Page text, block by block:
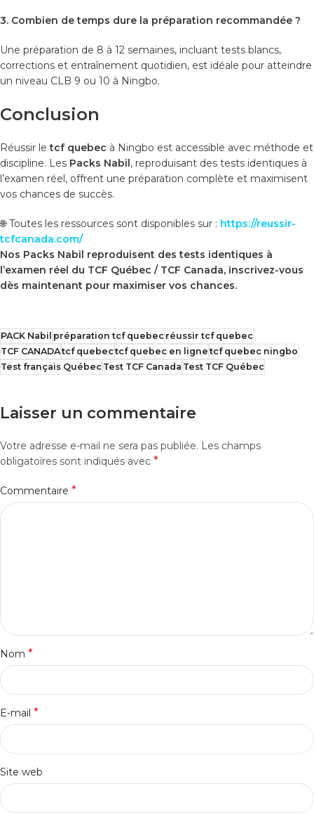
3. Combien de temps dure la préparation recommandée ?
Une préparation de 8 à 12 semaines, incluant tests blancs,
corrections et entraînement quotidien, est idéale pour atteindre
un niveau CLB 9 ou 10 à Ningbo.
Conclusion
Réussir letcf quebec à Ningbo est accessible avec méthode et
discipline. Les Packs Nabil, reproduisant des tests identiques à
l’examen réel, offrent une préparation complète et maximisent
vos chances de succès.
🌐 Toutes les ressources sont disponibles sur : https://reussir-
tcfcanada.com/
Nos Packs Nabil reproduisent des tests identiques à
l’examen réel du TCF Québec / TCF Canada, inscrivez-vous
dès maintenant pour maximiser vos chances.
PACK Nabil préparation tcf quebecréussir tcf quebec
TCF CANADAtcf quebectcf quebec en ligne tcf quebec ningbo
Test français QuébecTest TCF Canada Test TCF Québec
Laisser un commentaire
Votre adresse e-mail ne sera pas publiée. Les champs
obligatoires sont indiqués avec *
Commentaire *
Nom *
E-mail *
Site web